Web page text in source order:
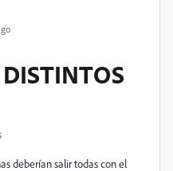
deberían salir todas con el